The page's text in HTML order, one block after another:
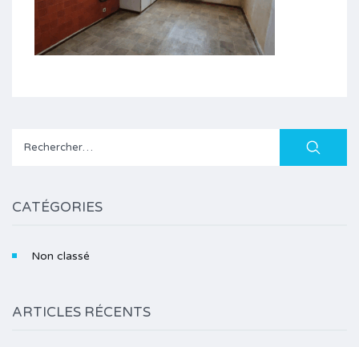
Rechercher :
CATÉGORIES
Non classé
ARTICLES RÉCENTS